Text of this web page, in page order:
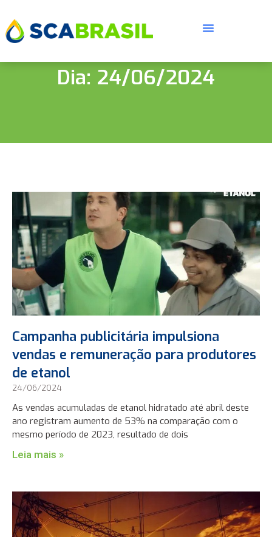
Dia: 24/06/2024
Campanha publicitária impulsiona
vendas e remuneração para produtores
de etanol
24/06/2024
As vendas acumuladas de etanol hidratado até abril deste
ano registram aumento de 53% na comparação com o
mesmo período de 2023, resultado de dois
Leia mais »